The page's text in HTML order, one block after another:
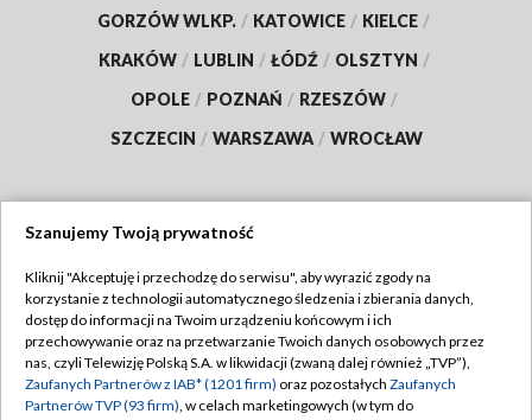
GORZÓW WLKP. / KATOWICE / KIELCE /
KRAKÓW / LUBLIN / ŁÓDŹ / OLSZTYN /
OPOLE / POZNAŃ / RZESZÓW /
SZCZECIN / WARSZAWA / WROCŁAW
TVP
Abonament TVP
Emisja w TVP
Regulamin TVP
Polityka prywatności
Szanujemy Twoją prywatność
Kliknij "Akceptuję i przechodzę do serwisu", aby wyrazić zgody na
korzystanie z technologii automatycznego śledzenia i zbierania danych,
dostęp do informacji na Twoim urządzeniu końcowym i ich
przechowywanie oraz na przetwarzanie Twoich danych osobowych przez
nas, czyli Telewizję Polską S.A. w likwidacji (zwaną dalej również „TVP”),
Zaufanych Partnerów z IAB* (1201 firm) oraz pozostałych Zaufanych
Partnerów TVP (93 firm), w celach marketingowych (w tym do